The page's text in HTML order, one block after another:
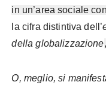
in un’area sociale
la cifra distintiva dell’
della globalizzazione
O, meglio, si